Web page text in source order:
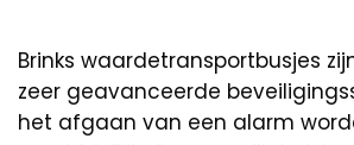
Brinks waardetransportbusjes
zeer geavanceerde
het afgaan van een alarm